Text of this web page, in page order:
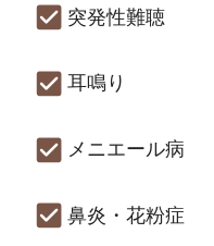
突発性難聴
耳鳴り
メニエール病
鼻炎・花粉症